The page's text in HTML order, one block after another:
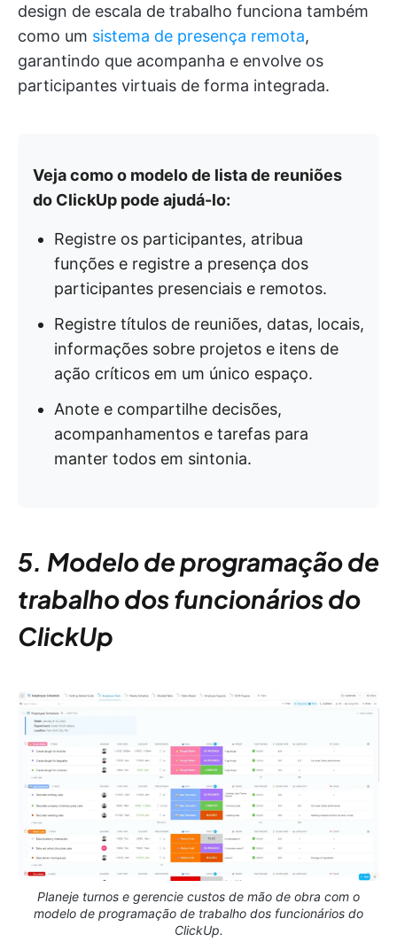
design de escala de trabalho funciona também
como um sistema de presença remota,
garantindo que acompanha e envolve os
participantes virtuais de forma integrada.
Veja como o modelo de lista de reuniões
do ClickUp pode ajudá-lo:
Registre os participantes, atribua
funções e registre a presença dos
participantes presenciais e remotos.
Registre títulos de reuniões, datas, locais,
informações sobre projetos e itens de
ação críticos em um único espaço.
Anote e compartilhe decisões,
acompanhamentos e tarefas para
manter todos em sintonia.
5. Modelo de programação de
trabalho dos funcionários do
ClickUp
Planeje turnos e gerencie custos de mão de obra com o
modelo de programação de trabalho dos funcionários do
ClickUp.